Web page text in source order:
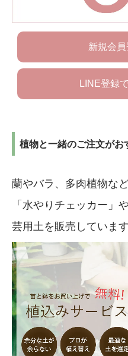
新規会
LINE登録
植物と一緒のご注文がお
蘭やバラ、多肉植物な
「水やりチェッカー」
芸用土を販売しています